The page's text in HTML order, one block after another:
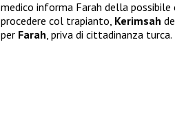
medico informa Farah della
procedere col trapianto, Kerimsah
per Farah, priva di cittadinanza turca.